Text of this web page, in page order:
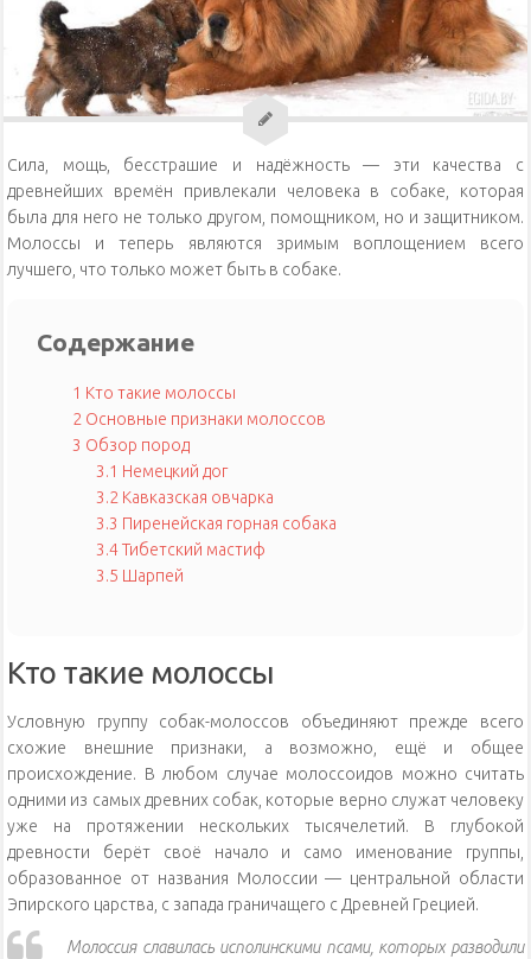
Уход за кошками
Уход за собаками
Физиология кошек
Сила, мощь, бесстрашие и надёжность — эти качества с
древнейших времён привлекали человека в собаке, которая
была для него не только другом, помощником, но и защитником.
Молоссы и теперь являются зримым воплощением всего
лучшего, что только может быть в собаке.
Содержание
1 Кто такие молоссы
2 Основные признаки молоссов
3 Обзор пород
3.1 Немецкий дог
3.2 Кавказская овчарка
3.3 Пиренейская горная собака
3.4Тибетский мастиф
3.5 Шарпей
Кто такие молоссы
Условную группу собак-молоссов объединяют прежде всего
схожие внешние признаки, а возможно, ещё и общее
происхождение. В любом случае молоссоидов можно считать
одними из самых древних собак, которые верно служат человеку
уже на протяжении нескольких тысячелетий. В глубокой
древности берёт своё начало и само именование группы,
образованное от названия Молоссии — центральной области
Эпирского царства, с запада граничащего с Древней Грецией.
Молоссия славилась исполинскими псами, которых разводили